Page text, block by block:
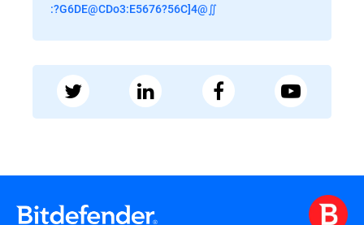
:?G6DE@CDo3:E5676?56C]4@∬